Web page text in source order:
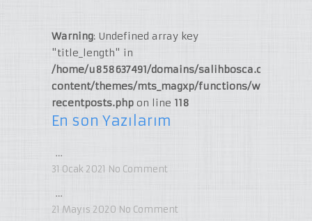
Warning: Undefined array key
"title_length" in
/home/u858637491/domains/salihbosca.com/
content/themes/mts_magxp/functions/widget-
recentposts.phpon line 118
En son Yazılarım
…
31 Ocak 2021 No Comment
…
21 Mayıs 2020 No Comment